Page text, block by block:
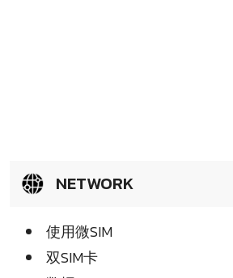
NETWORK
使用微SIM
双SIM卡